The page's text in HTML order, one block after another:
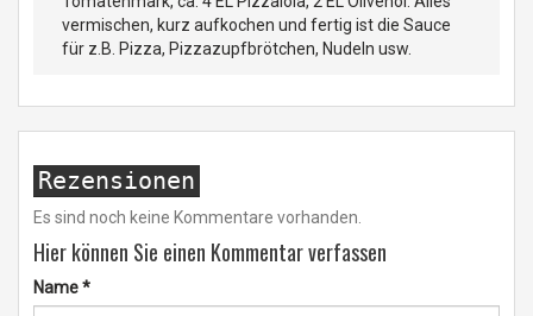
vermischen, kurz aufkochen und fertig ist die Sauce
für z.B. Pizza, Pizzazupfbrötchen, Nudeln usw.
Rezensionen
Es sind noch keine Kommentare vorhanden.
Hier können Sie einen Kommentar verfassen
Name*